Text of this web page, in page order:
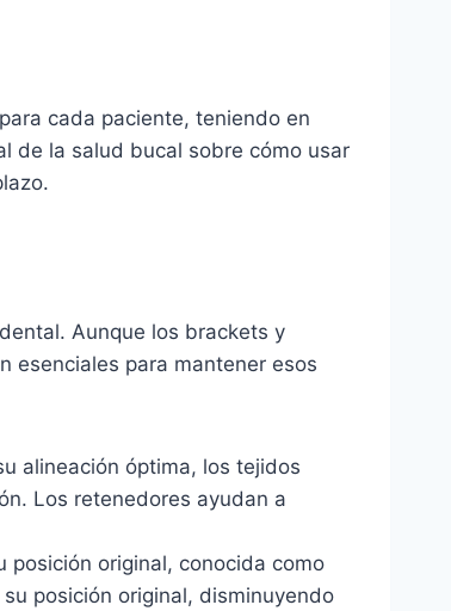
cada paciente, teniendo en
de la salud bucal sobre cómo usar
Aunque los brackets y
esenciales para mantener esos
alineación óptima, los tejidos
Los retenedores ayudan a
posición original, conocida como
posición original, disminuyendo